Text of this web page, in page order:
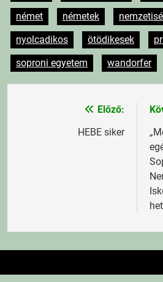
német
németek
nyolcadikos
ötödikesek
soproni egyetem
wandorfer
Bejegyzés
navigáció
Előző:
HEBE siker